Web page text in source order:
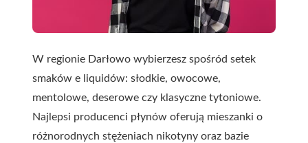
W regionie Darłowo wybierzesz spośród setek
smaków e liquidów: słodkie, owocowe,
mentolowe, deserowe czy klasyczne tytoniowe.
Najlepsi producenci płynów oferują mieszanki o
różnorodnych stężeniach nikotyny oraz bazie